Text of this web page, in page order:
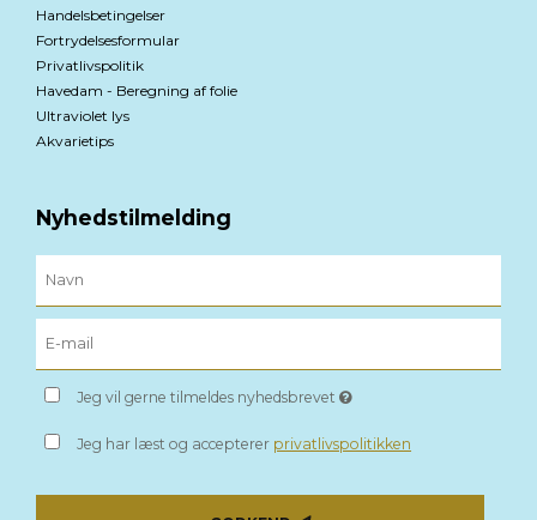
Handelsbetingelser
Fortrydelsesformular
Privatlivspolitik
Havedam - Beregning af folie
Ultraviolet lys
Akvarietips
Nyhedstilmelding
Jeg vil gerne tilmeldes nyhedsbrevet
Jeg har læst og accepterer privatlivspolitikken